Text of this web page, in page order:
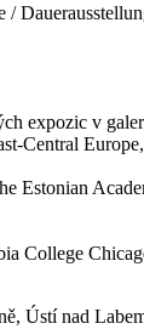
expozic v
Estonian
College
Ústí nad